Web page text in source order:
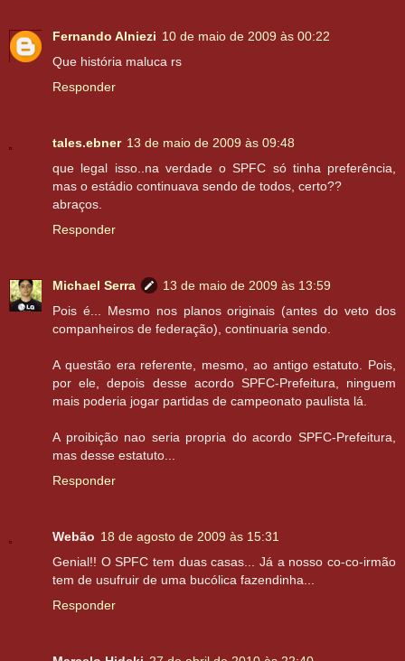
Fernando Alniezi 10 de maio de 2009 às 00:22
Que história maluca rs
Responder
tales.ebner 13 de maio de 2009 às 09:48
que legal isso..na verdade o SPFC só tinha preferência,
mas o estádio continuava sendo de todos, certo??
abraços.
Responder
Michael Serra
13 de maio de 2009 às 13:59
Pois é... Mesmo nos planos originais (antes do veto dos
companheiros de federação), continuaria sendo.
A questão era referente, mesmo, ao antigo estatuto. Pois,
por ele, depois desse acordo SPFC-Prefeitura, ninguem
mais poderia jogar partidas de campeonato paulista lá.
A proibição nao seria propria do acordo SPFC-Prefeitura,
mas desse estatuto...
Responder
Webão 18 de agosto de 2009 às 15:31
Genial!! O SPFC tem duas casas... Já a nosso co-co-irmão
tem de usufruir de uma bucólica fazendinha...
Responder